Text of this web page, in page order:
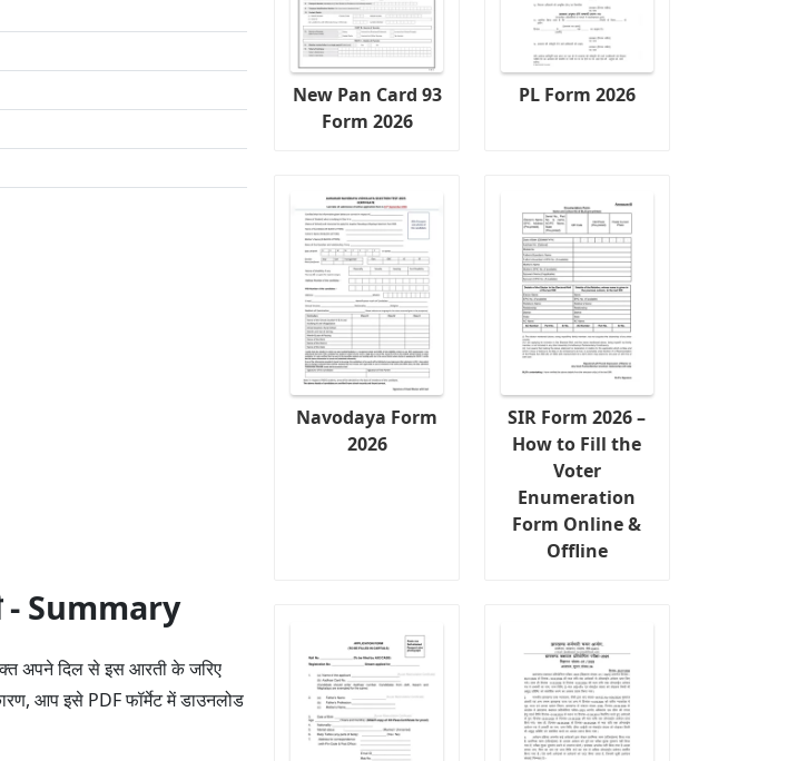
- Summary
अपने दिल से इस आरती के जरिए
आप इसे PDF फॉर्मेट में डाउनलोड
New Pan Card 93
Form 2026
PL Form 2026
Navodaya Form
2026
SIR Form 2026 –
How to Fill the
Voter
Enumeration
Form Online &
Offline